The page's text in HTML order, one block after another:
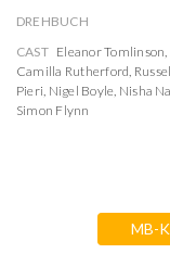
DREHBUCH
CAST Eleanor Tomlinson,
Camilla Rutherford,
Pieri, Nigel Boyle, Nisha
Simon Flynn
MB-